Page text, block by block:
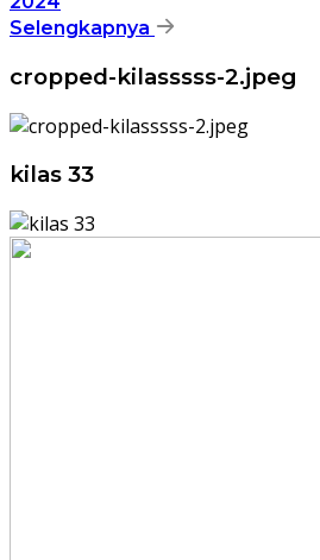
Selengkapnya
cropped-kilasssss-2.jpeg
kilas 33